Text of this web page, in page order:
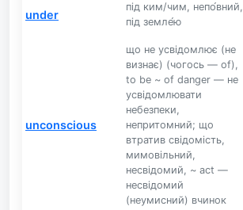
under
під ким/чим, непо́вний,
під земле́ю
unconscious
що не усвідомлює (не
визнає) (чогось — of),
to be ~ of danger — не
усвідомлювати
небезпеки,
непритомний; що
втратив свідомість,
мимовільний,
несвідомий, ~ act —
несвідомий
(неумисний) вчинок